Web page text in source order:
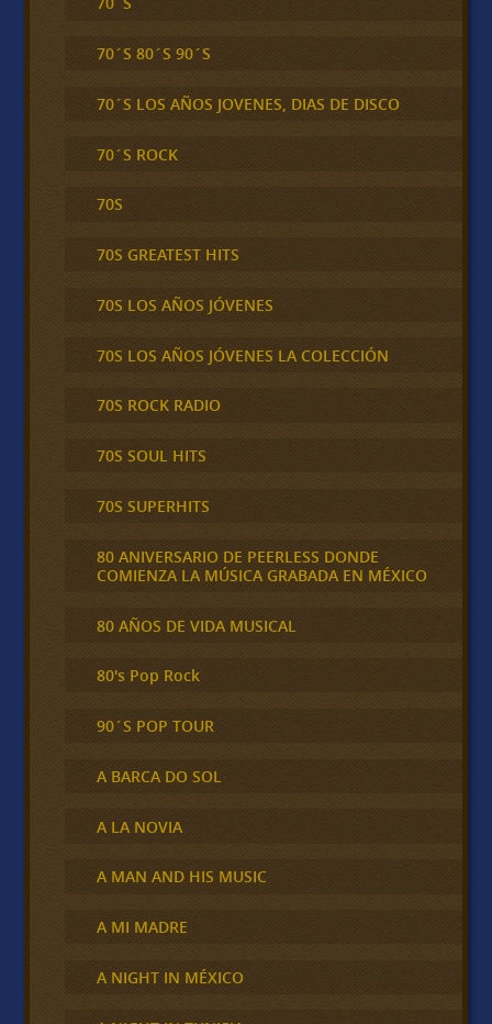
70´S 80´S 90´S
70´S LOS AÑOS JOVENES, DIAS DE DISCO
70´S ROCK
70S
70S GREATEST HITS
70S LOS AÑOS JÓVENES
70S LOS AÑOS JÓVENES LA COLECCIÓN
70S ROCK RADIO
70S SOUL HITS
70S SUPERHITS
80 ANIVERSARIO DE PEERLESS DONDE
COMIENZA LA MÚSICA GRABADA EN MÉXICO
80 AÑOS DE VIDA MUSICAL
80's Pop Rock
90´S POP TOUR
A BARCA DO SOL
A LA NOVIA
A MAN AND HIS MUSIC
A MI MADRE
A NIGHT IN MÉXICO